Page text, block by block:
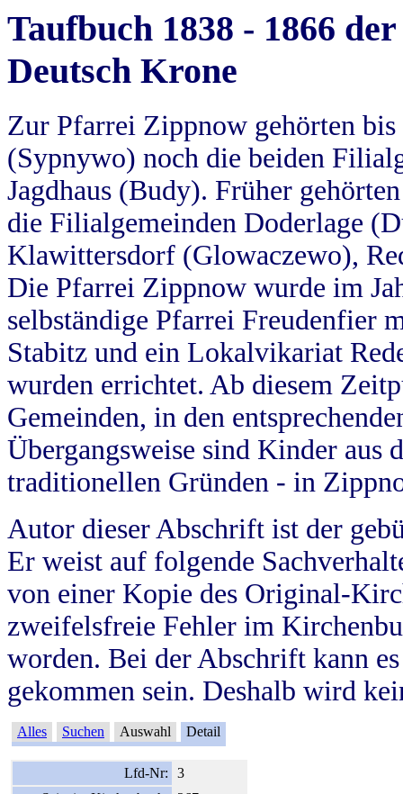
Taufbuch 1838 - 1866
Deutsch Krone
Zur Pfarrei Zippnow gehörten
(Sypnywo) noch die beiden
Jagdhaus (Budy). Früher
die Filialgemeinden Doderlage
Klawittersdorf (Glowaczewo),
Die Pfarrei Zippnow wurde im
selbständige Pfarrei Freudenfier
Stabitz und ein Lokalvikariat
wurden errichtet. Ab diesem
Gemeinden, in den
Übergangsweise sind Kinder aus
traditionellen Gründen - in
Autor dieser Abschrift ist der
Er weist auf folgende
von einer Kopie des Original-
zweifelsfreie Fehler im
worden. Bei der Abschrift kann
gekommen sein. Deshalb wird
Alles Suchen Auswahl Detail
Lfd-Nr:
3